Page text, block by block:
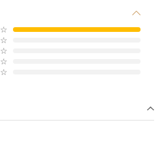
☆
☆
☆
☆
☆